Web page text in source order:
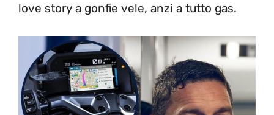
love story a gonfie vele, anzi a tutto gas.